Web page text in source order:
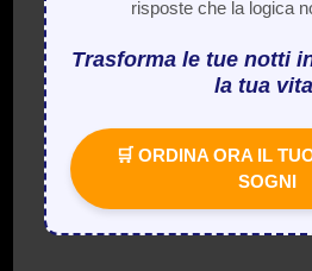
risposte che la logica
Trasforma le tue notti
la tua
🛒 ORDINA ORA IL
SOGNI